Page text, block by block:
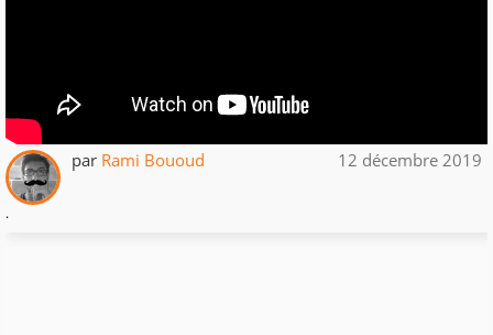
par Rami Bououd 12 décembre 2019
.